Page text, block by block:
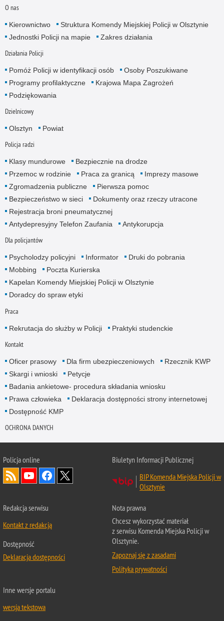
O nas
Kierownictwo
Struktura Komendy Miejskiej Policji w Olsztynie
Jednostki Policji na mapie
Zakres działania
Działania Policji
Pomóż Policji w identyfikacji osób
Osoby Poszukiwane
Programy profilaktyczne
Krajowa Mapa Zagrożeń
Podziękowania
Dzielnicowy
Olsztyn Powiat
Policja radzi
Klasy mundurowe
Bezpiecznie na drodze
Przemoc w rodzinie
Praca za granicą
Imprezy masowe
Zgromadzenia publiczne
Pierwsza pomoc
Bezpieczeństwo w sieci
Dokumenty oraz rzeczy utracone
Rejestracja broni pneumatycznej
Antydepresyjny Telefon Zaufania
Antykorupcja
Dla policjantów
Psycholodzy policyjni Informator
Druki do pobrania
Mobbing
Poczta Kurierska
Kapelan Komendy Miejskiej Policji w Olsztynie
Doradcy do spraw etyki
Praca
Rekrutacja do służby w Policji Praktyki studenckie
Kontakt
Oficer prasowy Dla firm ubezpieczeniowych
Rzecznik KWP
Skargi i wnioski
Petycje
Badania ankietowe- procedura składania wniosku
Prawa człowieka
Deklaracja dostępności strony internetowej
Dostępność KMP
OCHRONA DANYCH
Policja online
Biuletyn Informacji Publicznej
BIP Komenda Miejska Policji w
Olsztynie
Redakcja serwisu
Kontakt z redakcją
Dostępność
Deklaracja dostępności
Nota prawna
Chcesz wykorzystać materiał
z serwisu Komenda Miejska Policji w
Olsztynie.
Zapoznaj się z zasadami
Polityka prywatności
Inne wersje portalu
wersja tekstowa